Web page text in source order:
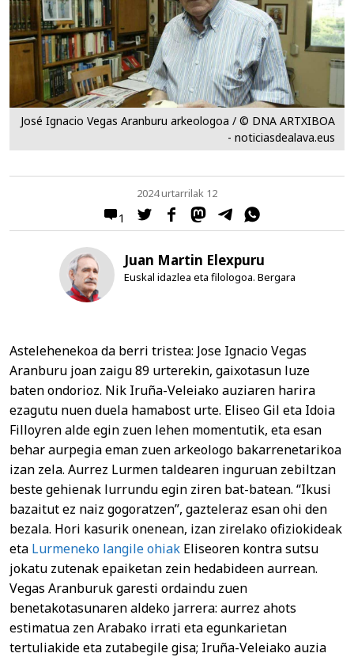
José Ignacio Vegas Aranburu arkeologoa / © DNA ARTXIBOA
- noticiasdealava.eus
1
2024 urtarrilak 12
Juan Martin Elexpuru
Euskal idazlea eta filologoa. Bergara
Astelehenekoa da berri tristea: Jose Ignacio Vegas
Aranburu joan zaigu 89 urterekin, gaixotasun luze
baten ondorioz. Nik Iruña-Veleiako auziaren harira
ezagutu nuen duela hamabost urte. Eliseo Gil eta Idoia
Filloyren alde egin zuen lehen momentutik, eta esan
behar aurpegia eman zuen arkeologo bakarrenetarikoa
izan zela. Aurrez Lurmen taldearen inguruan zebiltzan
beste gehienak lurrundu egin ziren bat-batean. “Ikusi
bazaitut ez naiz gogoratzen”, gazteleraz esan ohi den
bezala. Hori kasurik onenean, izan zirelako ofiziokideak
eta Lurmeneko langile ohiak Eliseoren kontra sutsu
jokatu zutenak epaiketan zein hedabideen aurrean.
Vegas Aranburuk garesti ordaindu zuen
benetakotasunaren aldeko jarrera: aurrez ahots
estimatua zen Arabako irrati eta egunkarietan
tertuliakide eta zutabegile gisa; Iruña-Veleiako auzia